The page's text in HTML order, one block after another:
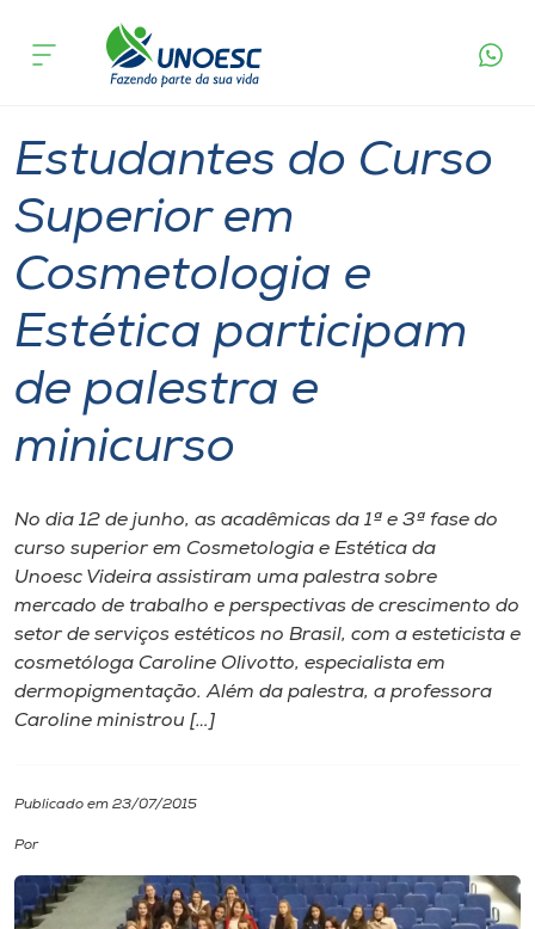
Cursos
Pesquisa
Atendimento ao Estudante
Portal de Ensino
Unoesc
Internacionalização
I.nova
Diplomados
Cultura
CPA
Biblioteca
acontece
Estudantes do Curso
Superior em
Cosmetologia e
Estética participam
de palestra e
minicurso
No dia 12 de junho, as acadêmicas da 1ª e 3ª fase do
curso superior em Cosmetologia e Estética da
Unoesc Videira assistiram uma palestra sobre
mercado de trabalho e perspectivas de crescimento do
setor de serviços estéticos no Brasil, com a esteticista e
cosmetóloga Caroline Olivotto, especialista em
dermopigmentação. Além da palestra, a professora
Caroline ministrou […]
Publicado em 23/07/2015
Por